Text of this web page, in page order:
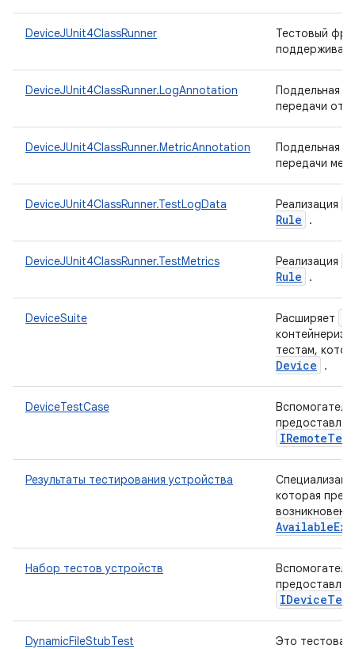
DeviceJUnit4ClassRunner
Тестовый
DeviceJUnit4ClassRunner.LogAnnotation
Поддельная
передачи
DeviceJUnit4ClassRunner.MetricAnnotation
Поддельная
передачи
DeviceJUnit4ClassRunner.TestLogData Реализация
Rule
.
DeviceJUnit4ClassRunner.TestMetrics Реализация
Rule
.
DeviceSuite Расширяет
тестам,
Device .
DeviceTestCase
IRemoteTest
Результаты тестирования устройства
которая
Available
Набор тестов устройств
IDeviceTest
DynamicFileStubTest
Это тестовая